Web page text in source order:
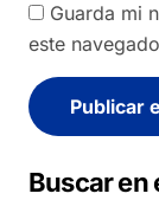
Guarda mi
este
Alternative:
Buscar en